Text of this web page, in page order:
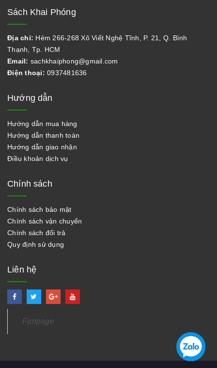
Sách Khai Phóng
Địa chỉ: Hẻm 266-268 Xô Viết Nghệ Tĩnh, P. 21, Q. Bình
Thạnh, Tp. HCM
Email: sachkhaiphong@gmail.com
Điện thoại: 0937481636
Hướng dẫn
Hướng dẫn mua hàng
Hướng dẫn thanh toán
Hướng dẫn giao nhận
Điều khoản dịch vụ
Chính sách
Chính sách bảo mật
Chính sách vận chuyển
Chính sách đổi trả
Quy định sử dụng
Liên hệ
Fanpage